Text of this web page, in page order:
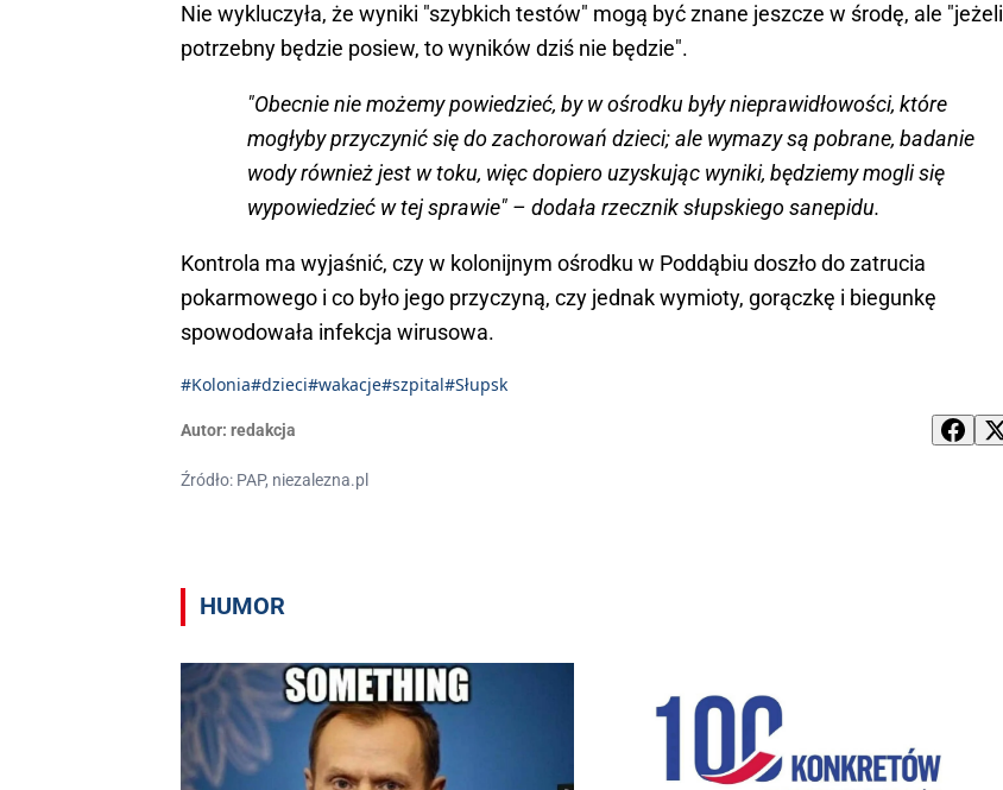
Nie wykluczyła, że wyniki "szybkich testów" mogą być znane jeszcze w środę, ale "jeżeli
potrzebny będzie posiew, to wyników dziś nie będzie".
"Obecnie nie możemy powiedzieć, by w ośrodku były nieprawidłowości, które
mogłyby przyczynić się do zachorowań dzieci; ale wymazy są pobrane, badanie
wody również jest w toku, więc dopiero uzyskując wyniki, będziemy mogli się
wypowiedzieć w tej sprawie" – dodała rzecznik słupskiego sanepidu.
Kontrola ma wyjaśnić, czy w kolonijnym ośrodku w Poddąbiu doszło do zatrucia
pokarmowego i co było jego przyczyną, czy jednak wymioty, gorączkę i biegunkę
spowodowała infekcja wirusowa.
#Kolonia#dzieci#wakacje#szpital#Słupsk
Autor: redakcja
Źródło: PAP, niezalezna.pl
HUMOR